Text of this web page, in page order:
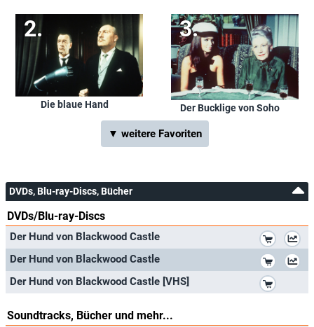
Die blaue Hand Der Bucklige von Soho
▼ weitere Favoriten
DVDs, Blu-ray-Discs, Bücher
DVDs/Blu-ray-Discs
Der Hund von Blackwood Castle
Der Hund von Blackwood Castle
Der Hund von Blackwood Castle [VHS]
Soundtracks, Bücher und mehr...